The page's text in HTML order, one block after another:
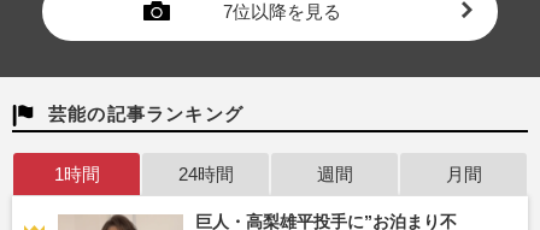
7位以降を見る
芸能の記事ランキング
1時間 24時間 週間 月間
巨人・高梨雄平投手に”お泊まり不